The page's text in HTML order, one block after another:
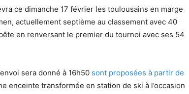
ce dimanche 17 février les toulousains en marge
actuellement septième au classement avec 40
en renversant le premier du tournoi avec ses 54
sera donné à 16h50 sont proposées à partir de
enceinte transformée en station de ski à l’occasion